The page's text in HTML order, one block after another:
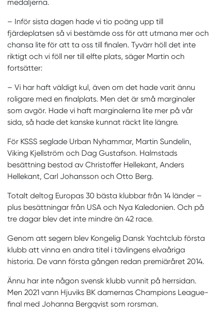
medaljerna.
– Inför sista dagen hade vi tio poäng upp till
fjärdeplatsen så vi bestämde oss för att utmana mer och
chansa lite för att ta oss till finalen. Tyvärr höll det inte
riktigt och vi föll ner till elfte plats, säger Martin och
fortsätter:
– Vi har haft väldigt kul, även om det hade varit ännu
roligare med en finalplats. Men det är små marginaler
som avgör. Hade vi haft marginalerna lite mer på vår
sida, så hade det kanske kunnat räckt lite längre.
För KSSS seglade Urban Nyhammar, Martin Sundelin,
Viking Kjellström och Dag Gustafson. Halmstads
besättning bestod av Christoffer Hellekant, Anders
Hellekant, Carl Johansson och Otto Berg.
Totalt deltog Europas 30 bästa klubbar från 14 länder –
plus besättningar från USA och Nya Kaledonien. Och på
tre dagar blev det inte mindre än 42 race.
Genom att segern blev Kongelig Dansk Yachtclub första
klubb att vinna en andra titel i tävlingens elvaåriga
historia. De vann första gången redan premiäråret 2014.
Ännu har inte någon svensk klubb vunnit på herrsidan.
Men 2021 vann Hjuviks BK damernas Champions League-
final med Johanna Bergqvist som rorsman.